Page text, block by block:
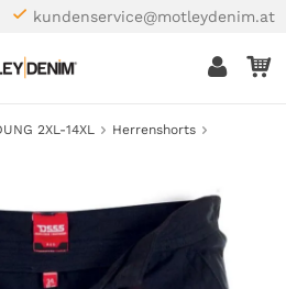
kundenservice@motleydenim.at
2XL-14XL
Herrenshorts